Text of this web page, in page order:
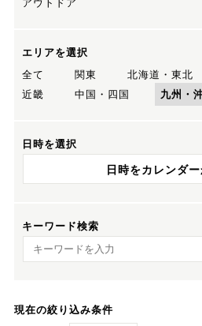
アウトドア
エリアを選択
全て
関東 北海道・東北
近畿
中国・四国 九州・
日時を選択
日時をカレンダ
キーワード検索
キーワード検索
現在の絞り込み条件